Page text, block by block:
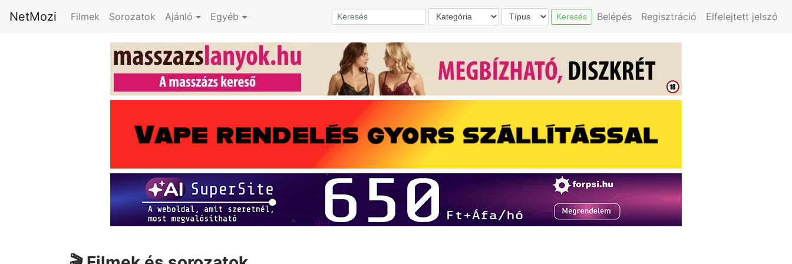
NetMozi Filmek Sorozatok Ajánló Egyéb Keresés Belépés Regisztráció Elfelejtett jelszó